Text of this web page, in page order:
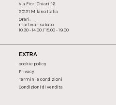
Via Fiori Chiari, 16
20121 Milano Italia
Orari:
martedi - sabato
10.30 - 14.00 / 15.00 - 19.00
EXTRA
cookie policy
Privacy
Termini e condizioni
Condizioni di vendita